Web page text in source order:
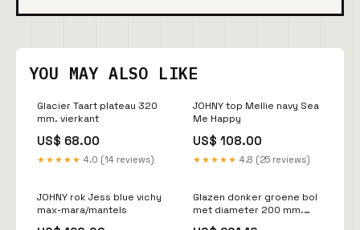
YOU MAY ALSO LIKE
Glacier Taart plateau 320
mm. vierkant
US$ 68.00
★★★★★ 4.0 (14 reviews)
JOHNY top Mellie navy Sea
Me Happy
US$ 108.00
★★★★★ 4.8 (25 reviews)
JOHNY rok Jess blue vichy
max-mara/mantels
Glazen donker groene bol
met diameter 200 mm.